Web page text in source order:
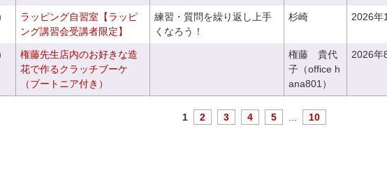
ラッピング自習室【ラッピ
ング講習会受講者限定】
練習・質問を繰り返し上手
くなろう！
杉崎 2026年
権藤先生店内のお好きな造
花で作るクラッチブーケ
（ブートニア付き）
権藤 貴代
子（office h
ana801）
2026年
1 2 3 4 5 10